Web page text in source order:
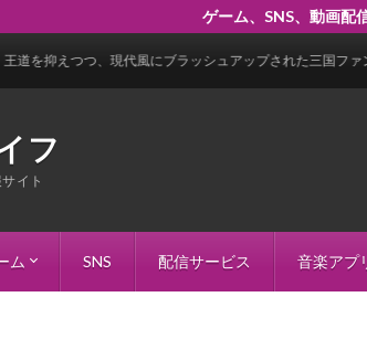
ゲーム、SNS、動画配
フ
イト
ム SNS 配信サービス 音楽アプ
つ、現代風にブラッシュアップされた三国ファンタジー